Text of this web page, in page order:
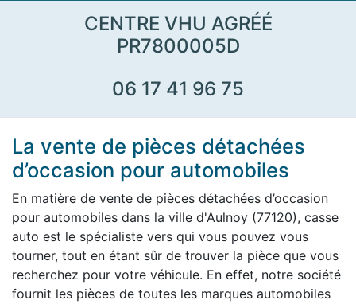
CENTRE VHU AGRÉÉ
PR7800005D
06 17 41 96 75
La vente de pièces détachées
d’occasion pour automobiles
En matière de vente de pièces détachées d’occasion
pour automobiles dans la ville d'Aulnoy (77120), casse
auto est le spécialiste vers qui vous pouvez vous
tourner, tout en étant sûr de trouver la pièce que vous
recherchez pour votre véhicule. En effet, notre société
fournit les pièces de toutes les marques automobiles